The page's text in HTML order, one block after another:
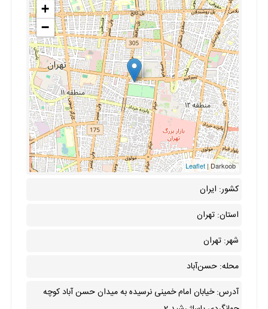
+
−
Leaflet| Darkoob
کشور: ایران
استان: تهران
شهر: تهران
محله: حسن‌آباد
آدرس: خیابان امام خمینی نرسیده به میدان حسن آباد کوچه